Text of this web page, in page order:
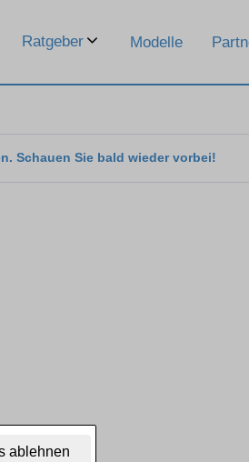
ablehnen
Ratgeber Modelle
Schauen Sie bald wieder vorbei!